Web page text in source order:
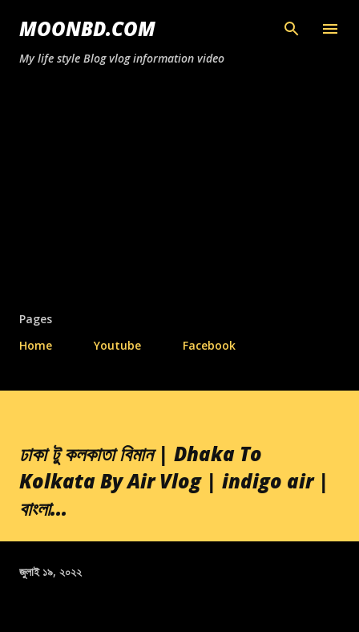
সরাসরি প্রধান সামগ্রীতে চলে যান
MOONBD.COM
My life style Blog vlog information video
Pages
Home
Youtube Facebook
ঢাকা টু কলকাতা বিমান | Dhaka To
Kolkata By Air Vlog | indigo air |
বাংলা...
জুলাই ১৯, ২০২২